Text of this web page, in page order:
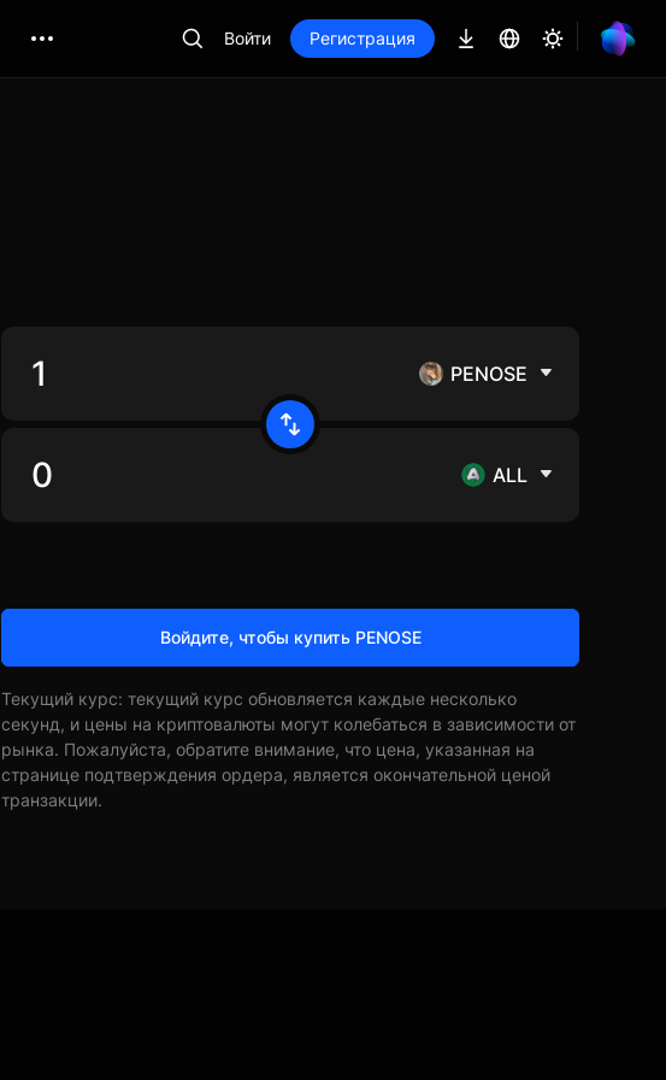
Войти Регистрация
PENOSE
ALL
Войдите, чтобы купить PENOSE
Текущий курс: текущий курс обновляется каждые несколько
секунд, и цены на криптовалюты могут колебаться в зависимости от
рынка. Пожалуйста, обратите внимание, что цена, указанная на
странице подтверждения ордера, является окончательной ценой
транзакции.